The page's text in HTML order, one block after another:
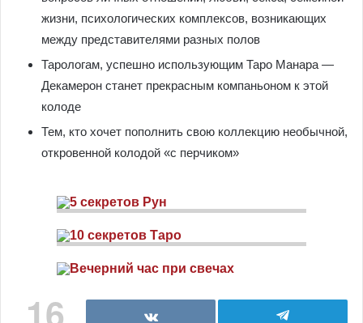
жизни, психологических комплексов, возникающих
между представителями разных полов
Тарологам, успешно использующим Таро Манара —
Декамерон станет прекрасным компаньоном к этой
колоде
Тем, кто хочет пополнить свою коллекцию необычной,
откровенной колодой «с перчиком»
16